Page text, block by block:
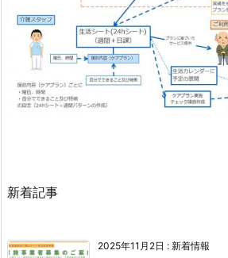
新着記事
2025年11月2日 : 新着情報